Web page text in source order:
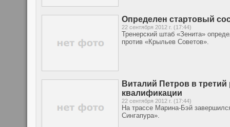
Определен стартовый
22 сентября 2012 г. (17:44)
Тренерский штаб «Зенита»
против «Крыльев Советов».
Виталий Петров в
квалификации
22 сентября 2012 г. (17:44)
На трассе Марина-Бэй
Сингапура».